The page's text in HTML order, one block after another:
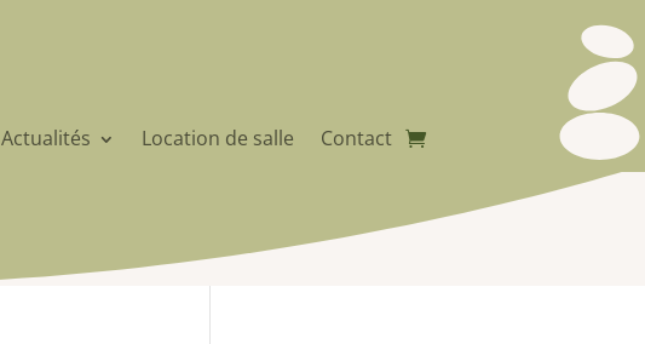
Actualités Location de salle Contact